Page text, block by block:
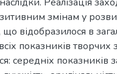
змінам у
що відобразилося в
показників творчих
середніх